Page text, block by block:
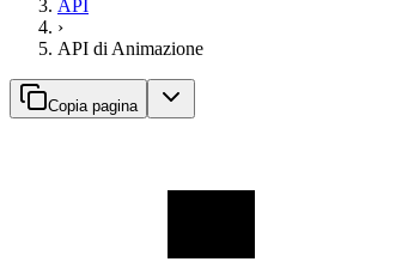
API
›
API di Animazione
Copia pagina